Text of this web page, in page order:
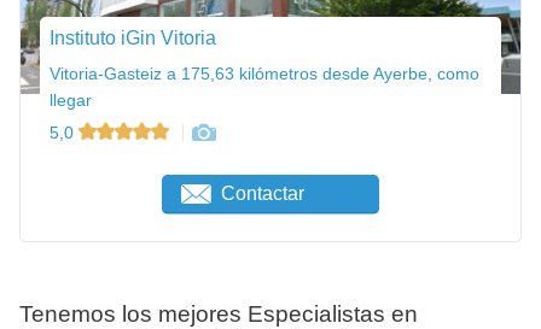
Instituto iGin Vitoria
Vitoria-Gasteiz a 175,63 kilómetros desde Ayerbe, como
llegar
5,0
Contactar
Tenemos los mejores Especialistas en